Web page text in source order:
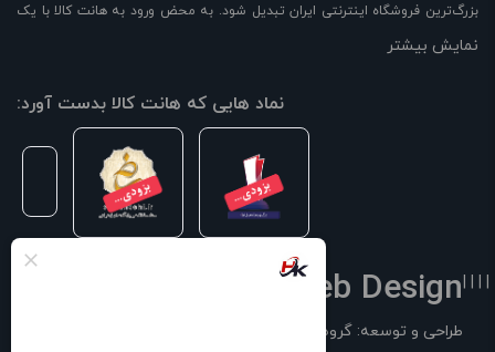
بزرگ‌ترین فروشگاه اینترنتی ایران تبدیل شود. به محض ورود به هانت کالا با یک
سایت پر از کالا رو به رو می‌شوید! هر آنچه که نیاز دارید و به ذهن شما خطور
نمایش بیشتر
نماد هایی که هانت کالا بدست آورد:
Web Design
طراحی و توسعه: گروه فناوری سوفیا